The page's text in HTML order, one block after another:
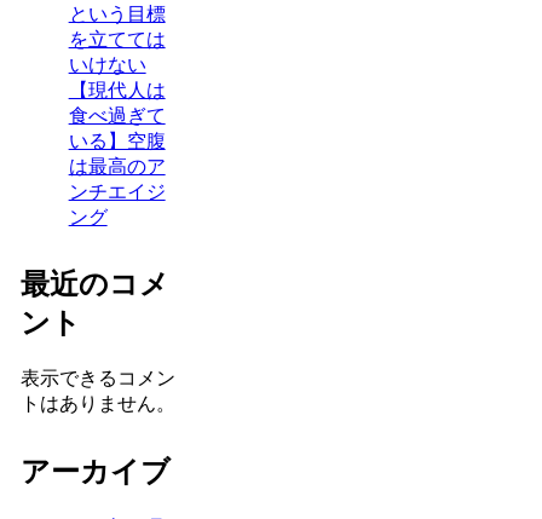
という目標
を立てては
いけない
【現代人は
食べ過ぎて
いる】空腹
は最高のア
ンチエイジ
ング
最近のコメ
ント
表示できるコメン
トはありません。
アーカイブ